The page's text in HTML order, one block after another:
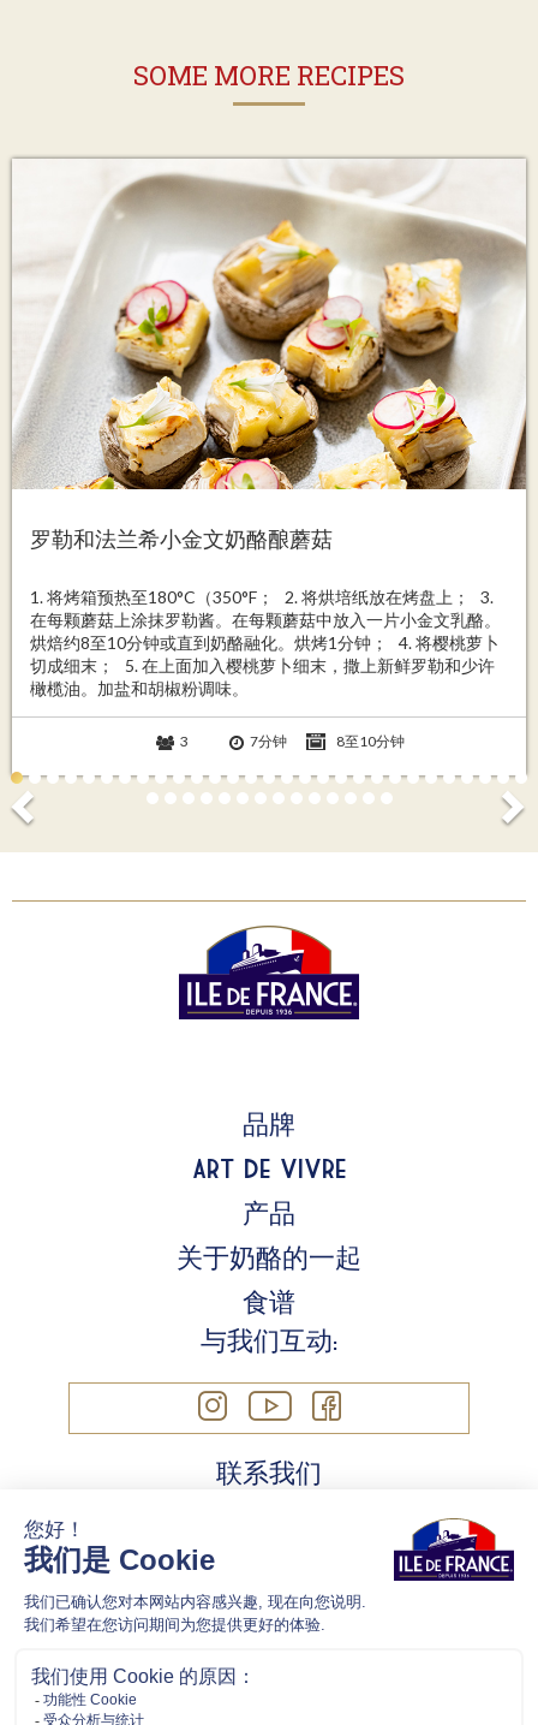
SOME MORE RECIPES
罗勒和法兰希小金文奶酪酿蘑菇
1. 将烤箱预热至180°C（350°F； 2. 将烘培纸放在烤盘上； 3.
在每颗蘑菇上涂抹罗勒酱。在每颗蘑菇中放入一片小金文乳酪。
烘焙约8至10分钟或直到奶酪融化。烘烤1分钟； 4. 将樱桃萝卜
切成细末； 5. 在上面加入樱桃萝卜细末，撒上新鲜罗勒和少许
橄榄油。加盐和胡椒粉调味。
3 7分钟 8至10分钟
品牌
Art de Vivre
产品
关于奶酪的一起
食谱
与我们互动:
联系我们
Cookie 政策
法律信息
隱私政策